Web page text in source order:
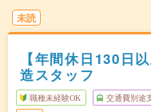
未読
【年間休日130日
造スタッフ
職種未経験OK 交通費別途